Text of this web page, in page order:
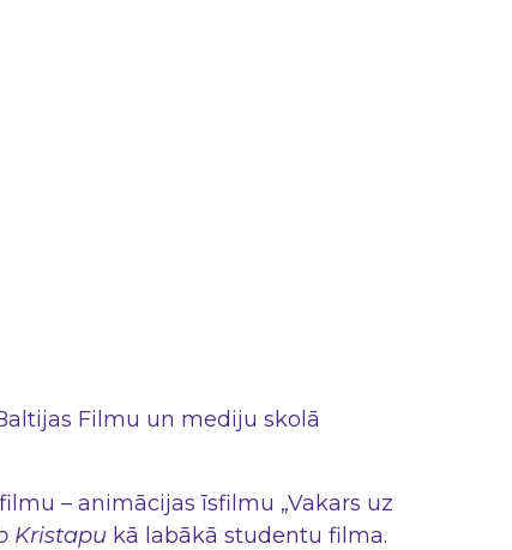
Filmu un mediju skolā
– animācijas īsfilmu „Vakars uz
Kristapu kā labākā studentu filma.